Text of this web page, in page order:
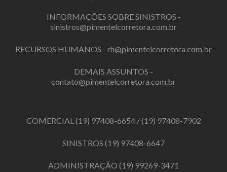
INFORMAÇÕES SOBRE SINISTROS -
sinistros@pimentelcorretora.com.br
RECURSOS HUMANOS - rh@pimentelcorretora.com.br
DEMAIS ASSUNTOS -
contato@pimentelcorretora.com.br
COMERCIAL(19) 97408-6654/(19) 97408-7902
SINISTROS (19) 97408-6647
ADMINISTRAÇÃO (19) 99269-3471